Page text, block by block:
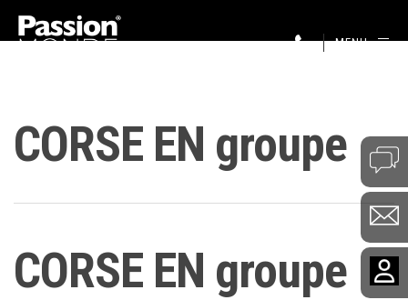
MENU
CORSE EN groupe
CORSE EN groupe